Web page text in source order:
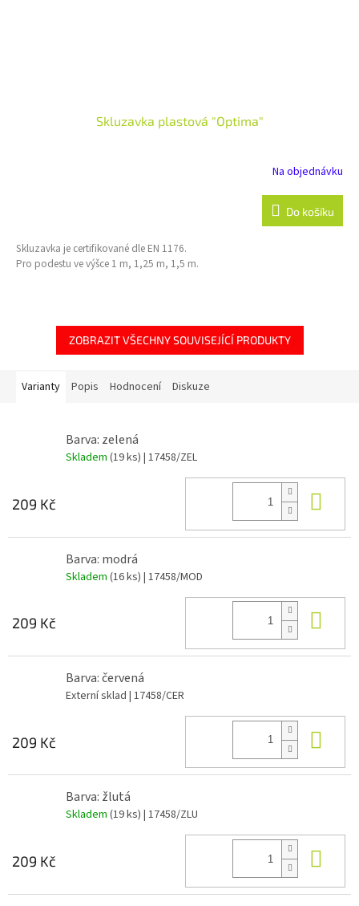
Skluzavka plastová "Optima"
Na objednávku
Do košíku
Skluzavka je certifikované dle EN 1176.
Pro podestu ve výšce 1 m, 1,25 m, 1,5 m.
ZOBRAZIT VŠECHNY SOUVISEJÍCÍ PRODUKTY
Varianty Popis Hodnocení Diskuze
Barva: zelená
Skladem (19 ks) | 17458/ZEL
209 Kč
Barva: modrá
Skladem (16 ks) | 17458/MOD
209 Kč
Barva: červená
Externí sklad | 17458/CER
209 Kč
Barva: žlutá
Skladem (19 ks) | 17458/ZLU
209 Kč